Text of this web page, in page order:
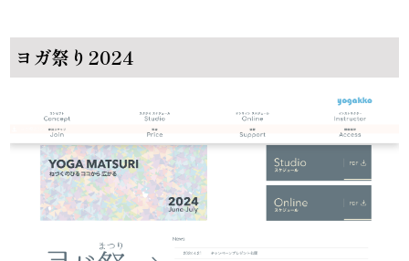
ヨガ祭り2024